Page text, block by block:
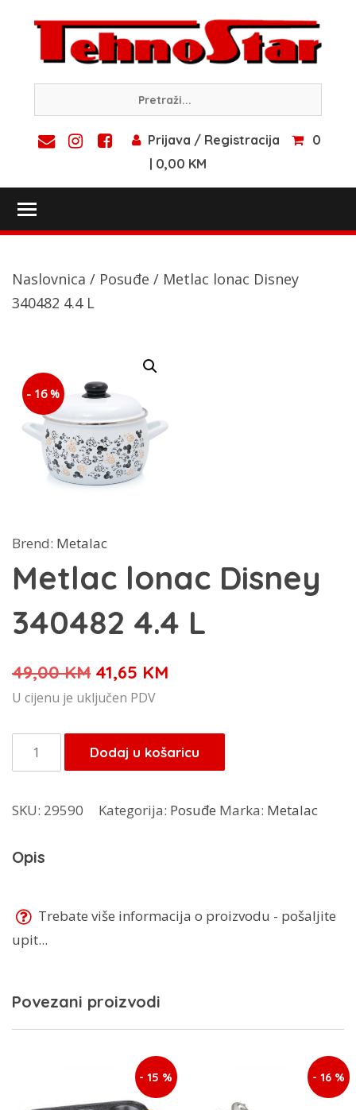
content
Prijava / Registracija
0
| 0,00 KM
Naslovnica / Posuđe / Metlac lonac Disney
340482 4.4 L
- 16 %
Brend: Metalac
Metlac lonac Disney
340482 4.4 L
49,00KM Izvorna
cijena
je:
49,00 KM.
41,65 KM
41,65 KM.
U cijenu je uključen PDV
Metlac
lonac
340482
L
Dodaj u košaricu
SKU: 29590 Kategorija: Posuđe Marka: Metalac
Opis
Trebate više informacija o proizvodu - pošaljite
upit...
Povezani proizvodi
- 15 % - 16 %